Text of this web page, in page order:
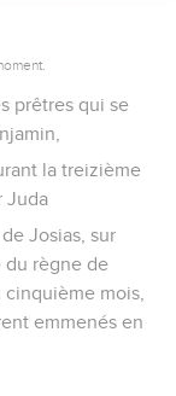
prêtres qui se
la treizième
Juda
Josias, sur
du règne de
cinquième mois,
emmenés en